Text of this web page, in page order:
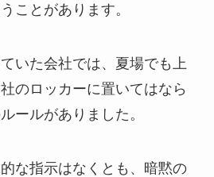
ことがあります。
いた会社では、夏場でも上
のロッカーに置いてはなら
ールがありました。
な指示はなくとも、暗黙の